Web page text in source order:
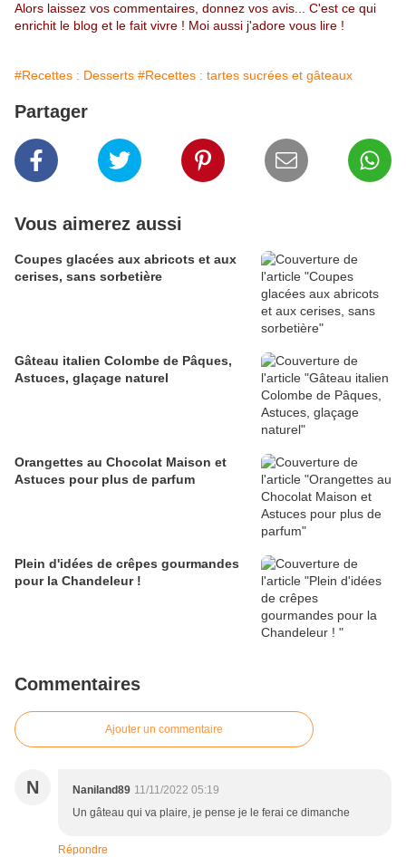
Alors laissez vos commentaires, donnez vos avis... C'est ce qui
enrichit le blog et le fait vivre ! Moi aussi j'adore vous lire !
#Recettes : Desserts #Recettes : tartes sucrées et gâteaux
Partager
Vous aimerez aussi
Coupes glacées aux abricots et aux
cerises, sans sorbetière
Gâteau italien Colombe de Pâques,
Astuces, glaçage naturel
Orangettes au Chocolat Maison et
Astuces pour plus de parfum
Plein d'idées de crêpes gourmandes
pour la Chandeleur !
Commentaires
Ajouter un commentaire
N Naniland89 11/11/2022 05:19
Un gâteau qui va plaire, je pense je le ferai ce dimanche
Répondre